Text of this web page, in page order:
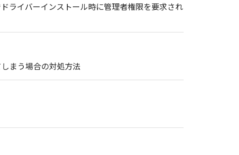
ライバーインストール時に管理者権限を要求され
まう場合の対処方法